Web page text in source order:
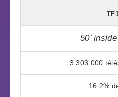
50’
3 303 000
16.2%